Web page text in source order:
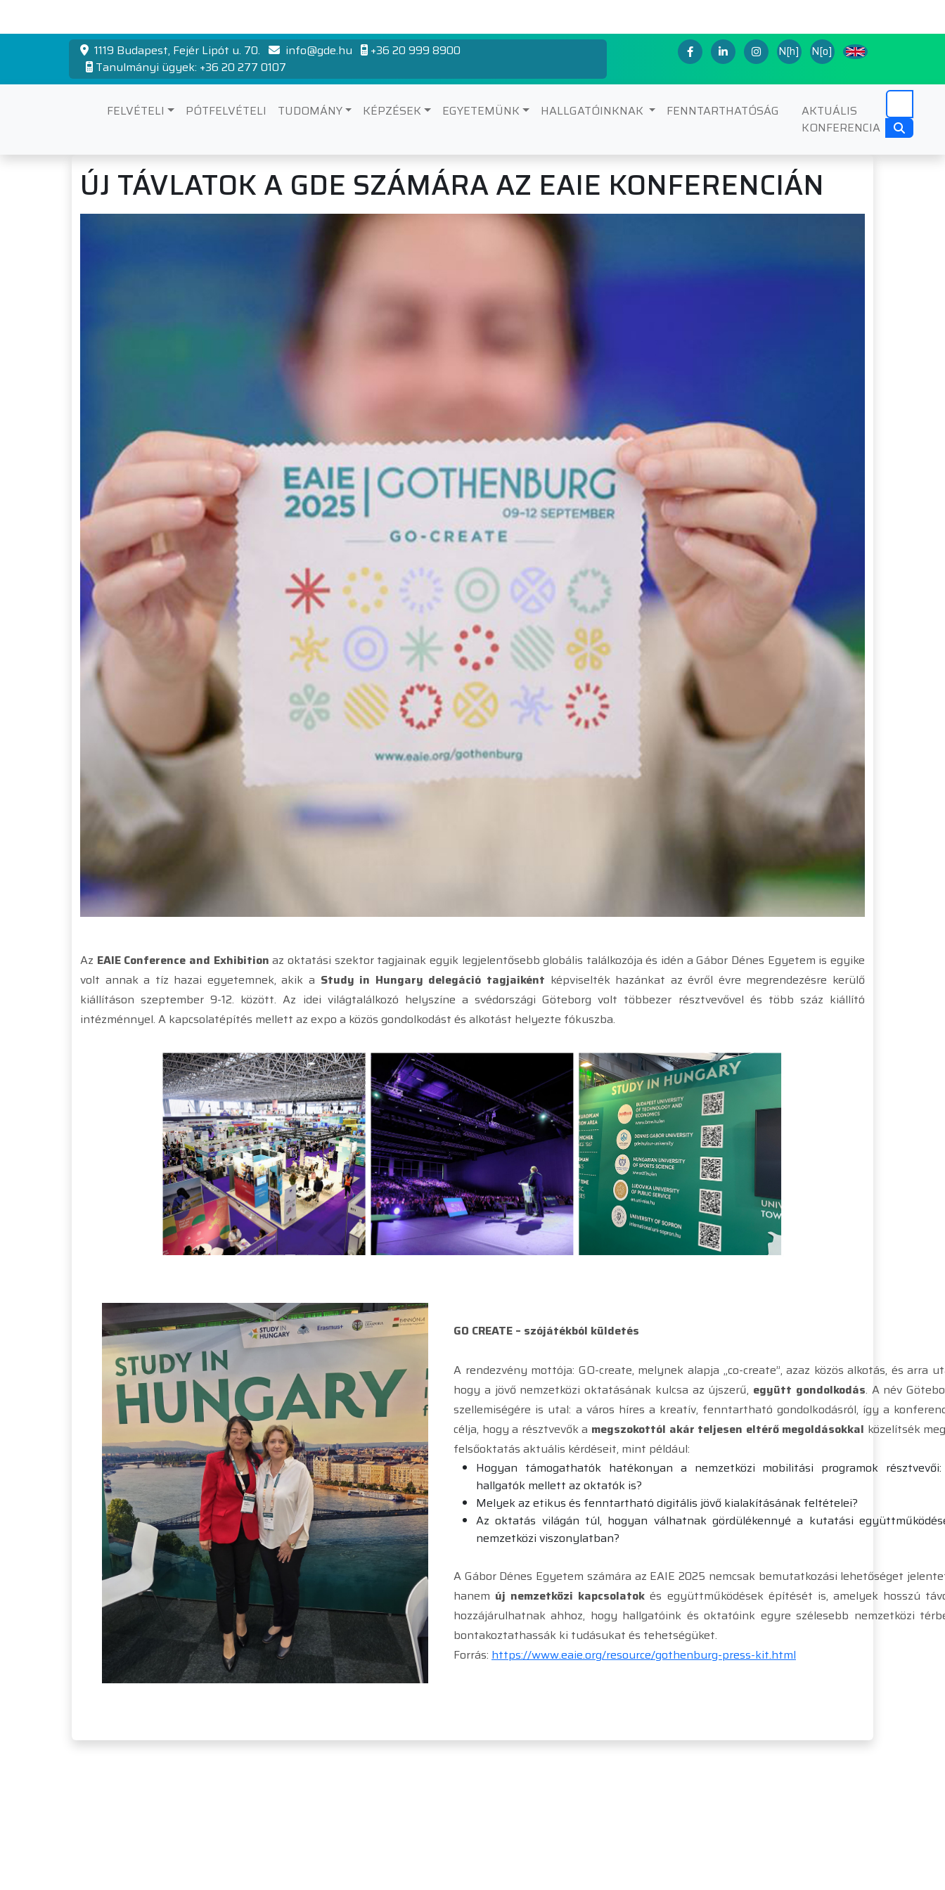
1119 Budapest, Fejér Lipót u. 70. info@gde.hu
+36 20 999 8900
Tanulmányi ügyek: +36 20 277 0107
N[h] N[o]
FELVÉTELI PÓTFELVÉTELI TUDOMÁNY KÉPZÉSEK EGYETEMÜNK HALLGATÓINKNAK FENNTARTHATÓSÁG
AKTUÁLIS
KONFERENCIA
ÚJ TÁVLATOK A GDE SZÁMÁRA AZ EAIE KONFERENCIÁN
Az EAIE Conference and Exhibition az oktatási szektor tagjainak egyik legjelentősebb globális találkozója és idén a Gábor Dénes Egyetem is egyike
volt annak a tíz hazai egyetemnek, akik a Study in Hungary delegáció tagjaiként képviselték hazánkat az évről évre megrendezésre kerülő
kiállításon szeptember 9-12. között. Az idei világtalálkozó helyszíne a svédországi Göteborg volt többezer résztvevővel és több száz kiállító
intézménnyel. A kapcsolatépítés mellett az expo a közös gondolkodást és alkotást helyezte fókuszba.
GO CREATE – szójátékból küldetés
A rendezvény mottója: GO-create, melynek alapja „co-create”, azaz közös alkotás, és arra
hogy a jövő nemzetközi oktatásának kulcsa az újszerű, együtt gondolkodás. A név
szellemiségére is utal: a város híres a kreatív, fenntartható gondolkodásról, így a
célja, hogy a résztvevők a megszokottól akár teljesen eltérő megoldásokkal közelítsék
felsőoktatás aktuális kérdéseit, mint például:
Hogyan támogathatók hatékonyan a nemzetközi mobilitási programok
hallgatók mellett az oktatók is?
Melyek az etikus és fenntartható digitális jövő kialakításának feltételei?
Az oktatás világán túl, hogyan válhatnak gördülékennyé a kutatási
nemzetközi viszonylatban?
A Gábor Dénes Egyetem számára az EAIE 2025 nemcsak bemutatkozási lehetőséget
hanem új nemzetközi kapcsolatok és együttműködések építését is, amelyek hosszú
hozzájárulhatnak ahhoz, hogy hallgatóink és oktatóink egyre szélesebb nemzetközi
bontakoztathassák ki tudásukat és tehetségüket.
Forrás: https://www.eaie.org/resource/gothenburg-press-kit.html